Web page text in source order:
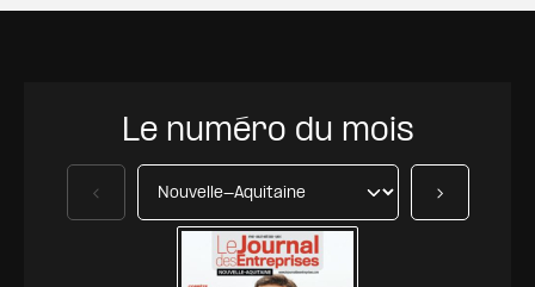
Le numéro du mois
Précédent Suivant